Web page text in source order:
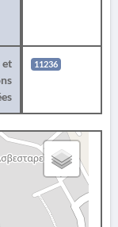
et
11236